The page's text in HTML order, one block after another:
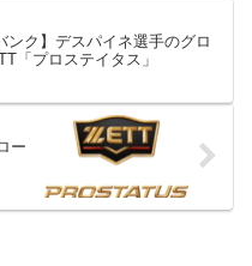
ンク】デスパイネ選手のグロ
「プロステイタス」
ー